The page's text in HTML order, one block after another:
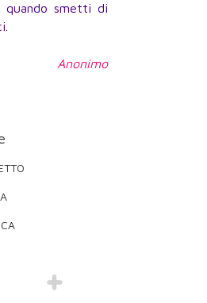
quando smetti di
Anonimo